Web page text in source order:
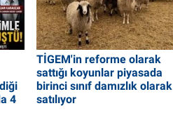
4
TİGEM'in reforme olarak
sattığı koyunlar piyasada
birinci sınıf damızlık olarak
satılıyor